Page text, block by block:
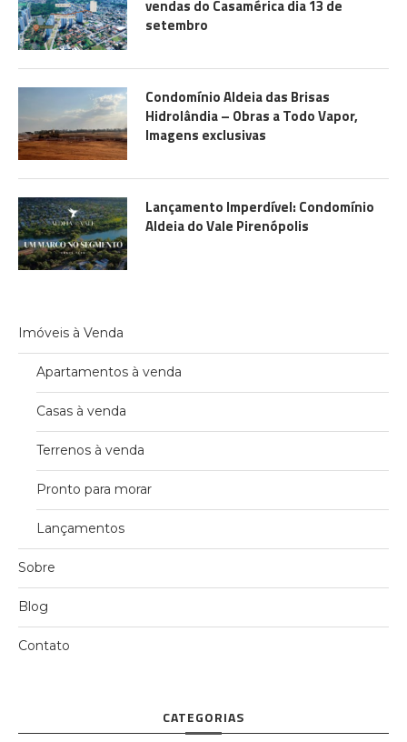
vendas do Casamérica dia 13 de
setembro
Condomínio Aldeia das Brisas
Hidrolândia – Obras a Todo Vapor,
Imagens exclusivas
Lançamento Imperdível: Condomínio
Aldeia do Vale Pirenópolis
Imóveis à Venda
Apartamentos à venda
Casas à venda
Terrenos à venda
Pronto para morar
Lançamentos
Sobre
Blog
Contato
CATEGORIAS